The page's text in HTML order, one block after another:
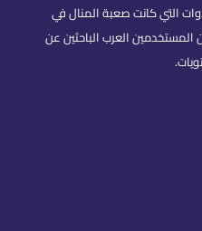
التي كانت صعبة المنال في
العرب الباحثين عن